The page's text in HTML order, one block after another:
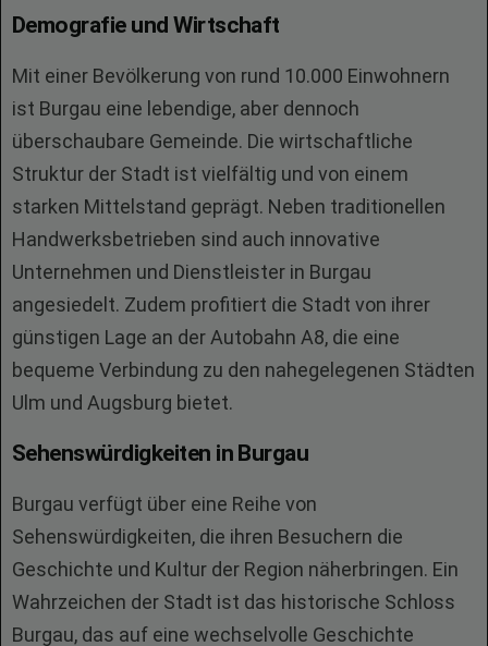
Demografie und Wirtschaft
Mit einer Bevölkerung von rund 10.000 Einwohnern
ist Burgau eine lebendige, aber dennoch
überschaubare Gemeinde. Die wirtschaftliche
Struktur der Stadt ist vielfältig und von einem
starken Mittelstand geprägt. Neben traditionellen
Handwerksbetrieben sind auch innovative
Unternehmen und Dienstleister in Burgau
angesiedelt. Zudem profitiert die Stadt von ihrer
günstigen Lage an der Autobahn A8, die eine
bequeme Verbindung zu den nahegelegenen Städten
Ulm und Augsburg bietet.
Sehenswürdigkeiten in Burgau
Burgau verfügt über eine Reihe von
Sehenswürdigkeiten, die ihren Besuchern die
Geschichte und Kultur der Region näherbringen. Ein
Wahrzeichen der Stadt ist das historische Schloss
Burgau, das auf eine wechselvolle Geschichte